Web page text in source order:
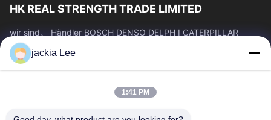
HK REAL STRENGTH TRADE LIMITED
wir sind。 Händler BOSCH DENSO DELPH I CATERPILLAR
VOLVO CUMMINS TOYOTA ISUZU Company whatsapp Zahl:
0086 159 2067 9523.
Schnelllinks
Produkte
Über Uns
Werksbesichtigung
jackia Lee
1:41 PM